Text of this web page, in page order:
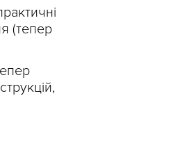
(тепер